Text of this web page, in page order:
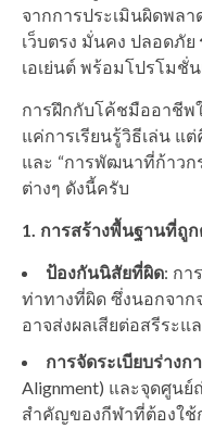
จากการประเมินผิดพล
เว็บตรง มั่นคง ปลอดภั
เอเย่นต์ พร้อมโปรโมชั่
การฝึกกับโค้ชมืออาชีพ
แค่การเรียนรู้วิธีเล่น แ
และ “การพัฒนาที่ก้าว
ต่างๆ ดังนี้ครับ
1. การสร้างพื้นฐานที่ถู
ป้องกันนิสัยที่ผิด: กา
ท่าทางที่ผิด ซึ่งนอกจา
อาจส่งผลเสียต่อสรีระแ
การจัดระเบียบร่างก
Alignment) และจุดศูนย์
สำคัญของกีฬาที่ต้องใช้